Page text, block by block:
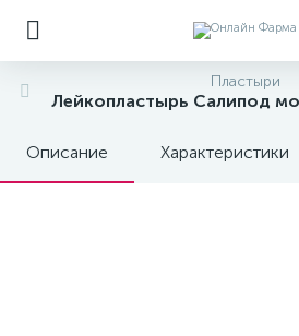
Пластыри
Лейкопластырь Салипод
Описание Характеристики